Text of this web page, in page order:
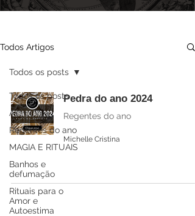
Todos Artigos
Todos os posts
Astrologia
Regentes do ano
MAGIA E RITUAIS
Banhos e
defumação
Rituais para o
Amor e
Autoestima
Todos os posts
Pedra do ano 2024
Regentes do ano
Michelle Cristina